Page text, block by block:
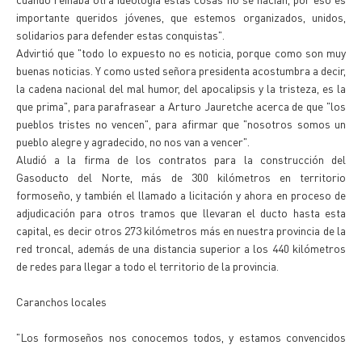
importante queridos jóvenes, que estemos organizados, unidos,
solidarios para defender estas conquistas".
Advirtió que "todo lo expuesto no es noticia, porque como son muy
buenas noticias. Y como usted señora presidenta acostumbra a decir,
la cadena nacional del mal humor, del apocalipsis y la tristeza, es la
que prima", para parafrasear a Arturo Jauretche acerca de que "los
pueblos tristes no vencen", para afirmar que "nosotros somos un
pueblo alegre y agradecido, no nos van a vencer".
Aludió a la firma de los contratos para la construcción del
Gasoducto del Norte, más de 300 kilómetros en territorio
formoseño, y también el llamado a licitación y ahora en proceso de
adjudicación para otros tramos que llevaran el ducto hasta esta
capital, es decir otros 273 kilómetros más en nuestra provincia de la
red troncal, además de una distancia superior a los 440 kilómetros
de redes para llegar a todo el territorio de la provincia.
Caranchos locales
"Los formoseños nos conocemos todos, y estamos convencidos